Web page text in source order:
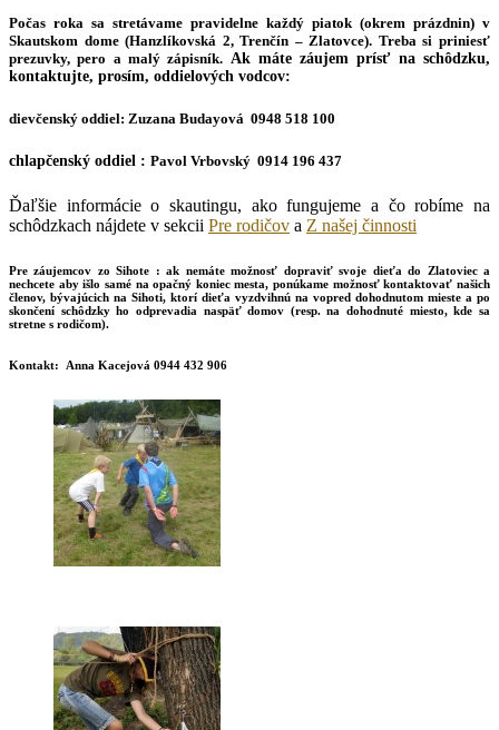
Počas roka sa stretávame pravidelne každý piatok (okrem prázdnin) v
Skautskom dome (Hanzlíkovská 2, Trenčín – Zlatovce). Treba si priniesť
prezuvky, pero a malý zápisník. Ak máte záujem prísť na schôdzku,
kontaktujte, prosím, oddielových vodcov:
dievčenský oddiel: Zuzana Budayová 0948 518 100
chlapčenský oddiel : Pavol Vrbovský 0914 196 437
Ďaľšie informácie o skautingu, ako fungujeme a čo robíme na
schôdzkach nájdete v sekcii Pre rodičov a Z našej činnosti
Pre záujemcov zo Sihote : ak nemáte možnosť dopraviť svoje dieťa do Zlatoviec a
nechcete aby išlo samé na opačný koniec mesta, ponúkame možnosť kontaktovať našich
členov, bývajúcich na Sihoti, ktorí dieťa vyzdvihnú na vopred dohodnutom mieste a po
skončení schôdzky ho odprevadia naspäť domov (resp. na dohodnuté miesto, kde sa
stretne s rodičom).
Kontakt: Anna Kacejová 0944 432 906